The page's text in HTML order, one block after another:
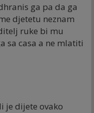
ga pa da ga
djetetu neznam
ruke bi mu
sa casa a ne mlatiti
je dijete ovako